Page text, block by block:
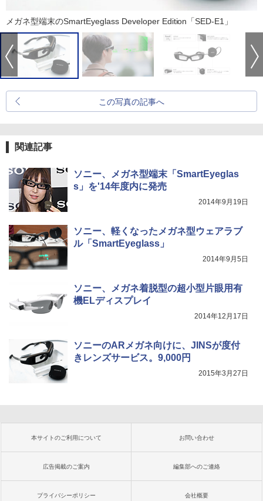
メガネ型端末のSmartEyeglass Developer Edition「SED-E1」
この写真の記事へ
関連記事
ソニー、メガネ型端末「SmartEyeglas
s」を'14年度内に発売
2014年9月19日
ソニー、軽くなったメガネ型ウェアラブ
ル「SmartEyeglass」
2014年9月5日
ソニー、メガネ着脱型の超小型片眼用有
機ELディスプレイ
2014年12月17日
ソニーのARメガネ向けに、JINSが度付
きレンズサービス。9,000円
2015年3月27日
本サイトのご利用について お問い合わせ
広告掲載のご案内 編集部へのご連絡
プライバシーポリシー 会社概要